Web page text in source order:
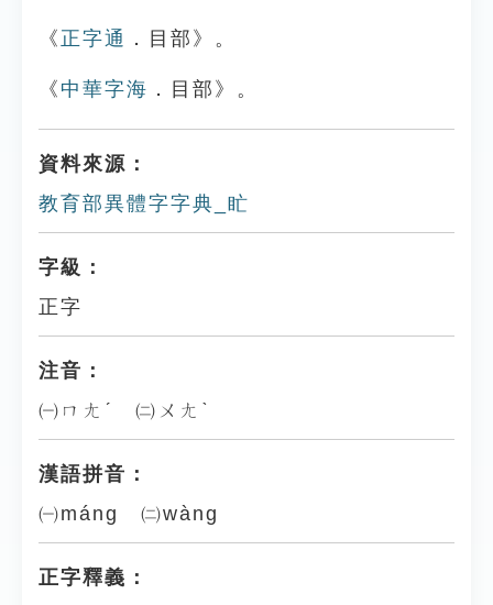
《 正字通 ．目部》。
《 中華字海 ．目部》。
資料來源：
教育部異體字字典_盳
字級：
正字
注音：
㈠ㄇㄤˊ ㈡ㄨㄤˋ
漢語拼音：
㈠máng ㈡wàng
正字釋義：